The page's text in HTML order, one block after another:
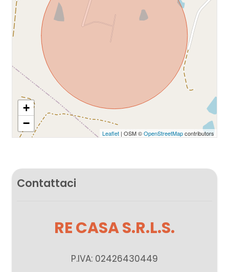
+
−
Leaflet| OSM ©OpenStreetMapcontributors
Contattaci
RE CASA S.R.L.S.
P.IVA: 02426430449